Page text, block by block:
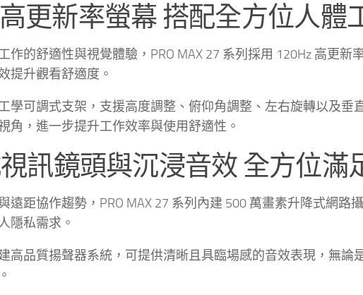
更新率螢幕 搭配全方位人體
作的舒適性與視覺體驗，PRO MAX 27 系列採用 120Hz 高更
提升觀看舒適度。
學可調式支架，支援高度調整、俯仰角調整、左右旋轉以及垂
角，進一步提升工作效率與使用舒適性。
訊鏡頭與沉浸音效 全方位滿
遠距協作趨勢，PRO MAX 27 系列內建 500 萬畫素升降式網路
隱私需求。
高品質揚聲器系統，可提供清晰且具臨場感的音效表現，無論